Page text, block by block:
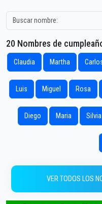
20 Nombres de
Claudia Martha
Luis Miguel Rosa
Diego Maria Silvia
VER TODOS LOS